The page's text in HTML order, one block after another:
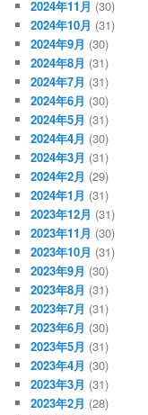
2024年11月 (30)
2024年10月 (31)
2024年9月 (30)
2024年8月 (31)
2024年7月 (31)
2024年6月 (30)
2024年5月 (31)
2024年4月 (30)
2024年3月 (31)
2024年2月 (29)
2024年1月 (31)
2023年12月 (31)
2023年11月 (30)
2023年10月 (31)
2023年9月 (30)
2023年8月 (31)
2023年7月 (31)
2023年6月 (30)
2023年5月 (31)
2023年4月 (30)
2023年3月 (31)
2023年2月 (28)